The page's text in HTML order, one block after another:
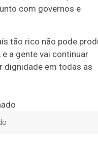
com governos e
tão rico não pode
a gente vai continuar
dignidade em todas as